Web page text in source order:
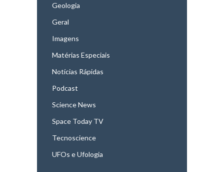
Geologia
Geral
Imagens
Matérias Especiais
Notícias Rápidas
Podcast
Science News
Space Today TV
Tecnoscience
UFOs e Ufologia